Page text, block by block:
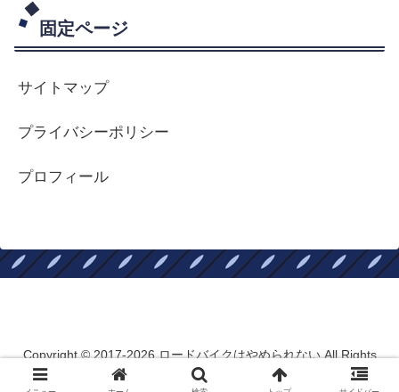
固定ページ
サイトマップ
プライバシーポリシー
プロフィール
Copyright © 2017-2026 ロードバイクはやめられない All Rights
Reserved.